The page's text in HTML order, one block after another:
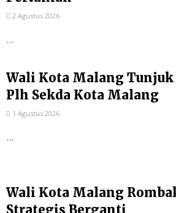
2 Agustus 2026
...
Wali Kota Malang
Plh Sekda Kota Malang
1 Agustus 2026
...
Wali Kota Malang
Strategis Berganti